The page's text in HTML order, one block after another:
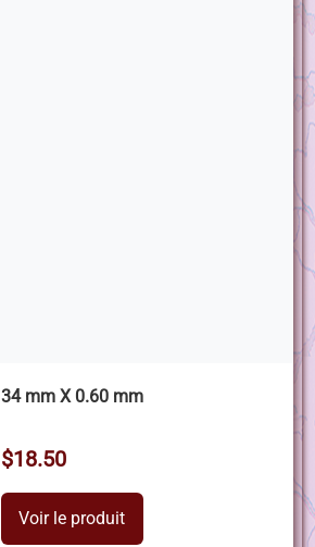
34 mm X 0.60 mm
$18.50
Voir le produit